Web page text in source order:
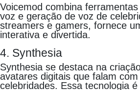
Voicemod combina
voz e geração de voz de
streamers e gamers, fornece
interativa e divertida.
4. Synthesia
Synthesia se destaca na
avatares digitais que falam
celebridades. Essa tecnologia